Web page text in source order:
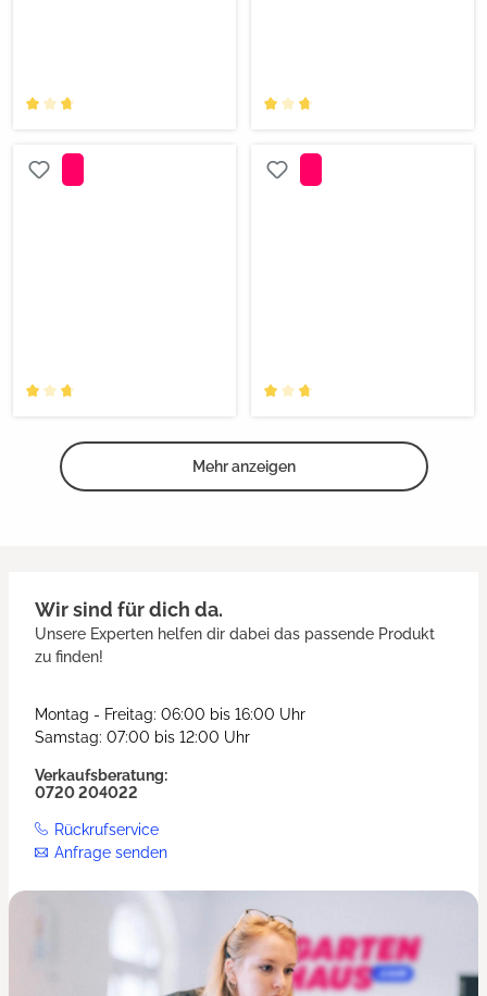
Mehr anzeigen
Wir sind für dich da.
Unsere Experten helfen dir dabei das passende Produkt
zu finden!
Montag - Freitag: 06:00 bis 16:00 Uhr
Samstag: 07:00 bis 12:00 Uhr
Verkaufsberatung:
0720 204022
Rückrufservice
Anfrage senden